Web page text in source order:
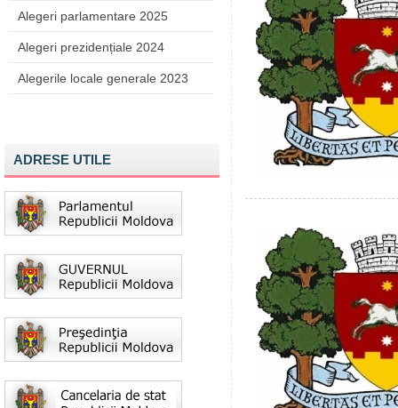
Alegeri parlamentare 2025
Alegeri prezidențiale 2024
Alegerile locale generale 2023
ADRESE UTILE